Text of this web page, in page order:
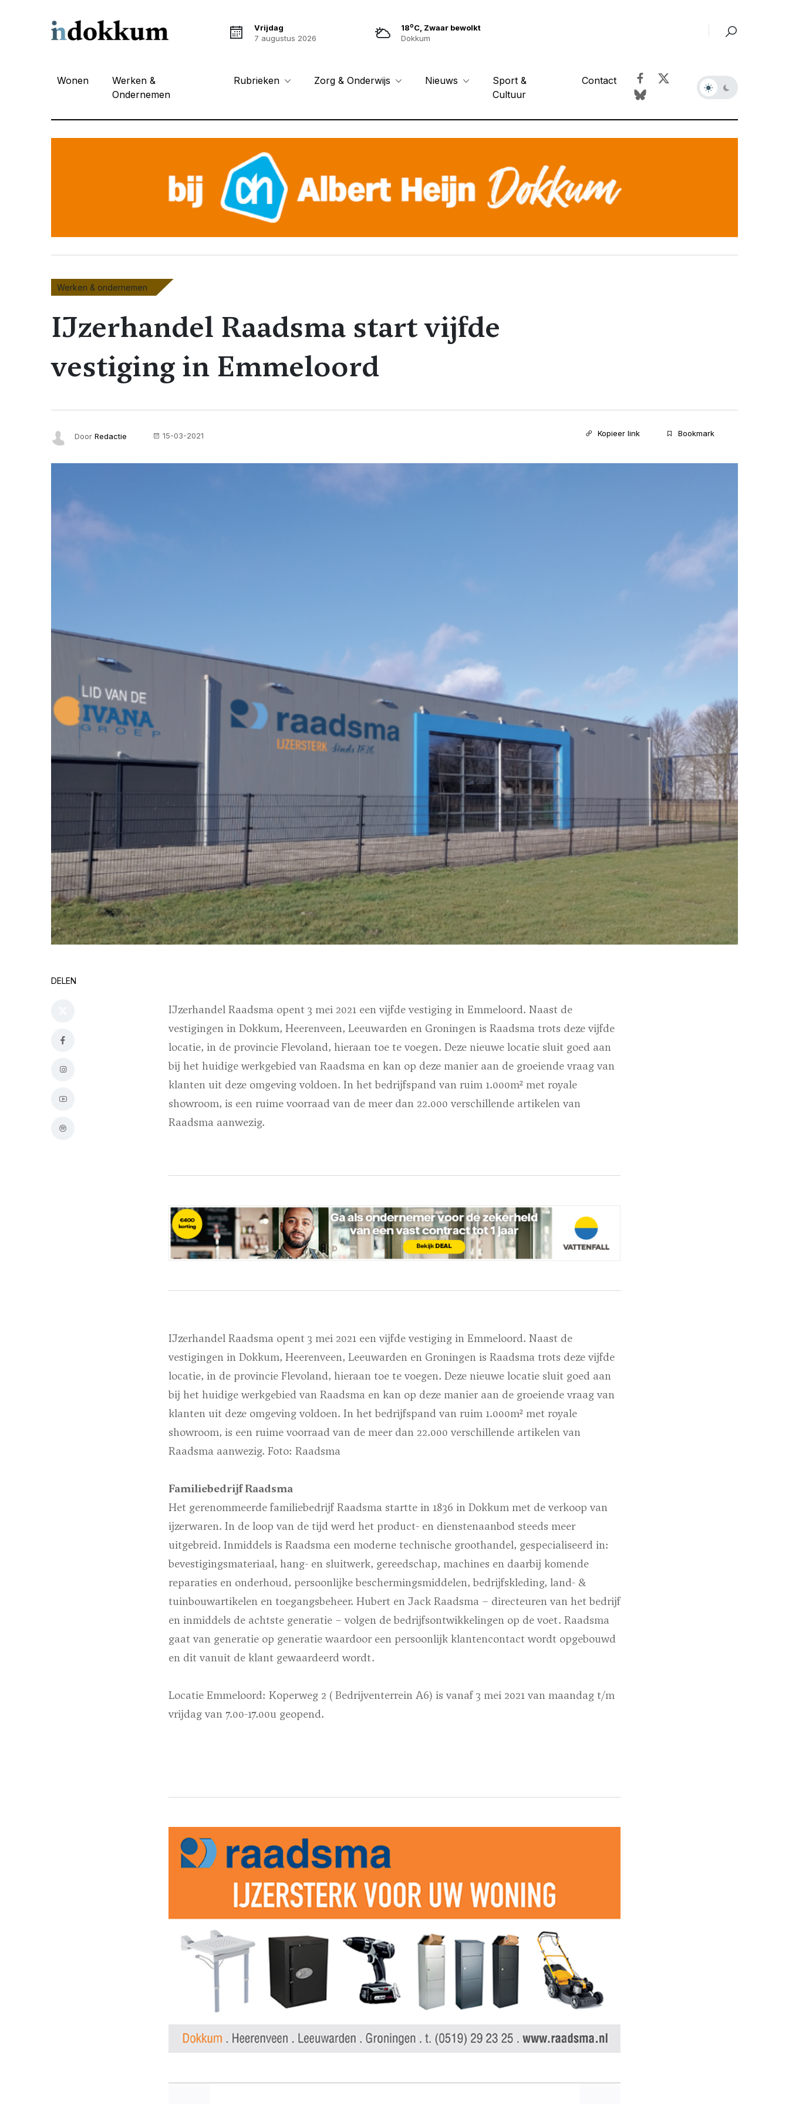
Vrijdag
7 augustus 2026
18oC, Zwaar bewolkt
Dokkum
Wonen
Werken &
Ondernemen
Rubrieken Zorg & Onderwijs Nieuws
Sport &
Cultuur
Contact
Werken & ondernemen
IJzerhandel Raadsma start vijfde
vestiging in Emmeloord
Door Redactie 15-03-2021 Kopieer link Bookmark
DELEN
IJzerhandel Raadsma opent 3 mei 2021 een vijfde vestiging in Emmeloord. Naast de
vestigingen in Dokkum, Heerenveen, Leeuwarden en Groningen is Raadsma trots deze vijfde
locatie, in de provincie Flevoland, hieraan toe te voegen. Deze nieuwe locatie sluit goed aan
bij het huidige werkgebied van Raadsma en kan op deze manier aan de groeiende vraag van
klanten uit deze omgeving voldoen. In het bedrijfspand van ruim 1.000m² met royale
showroom, is een ruime voorraad van de meer dan 22.000 verschillende artikelen van
Raadsma aanwezig.
IJzerhandel Raadsma opent 3 mei 2021 een vijfde vestiging in Emmeloord. Naast de
vestigingen in Dokkum, Heerenveen, Leeuwarden en Groningen is Raadsma trots deze vijfde
locatie, in de provincie Flevoland, hieraan toe te voegen. Deze nieuwe locatie sluit goed aan
bij het huidige werkgebied van Raadsma en kan op deze manier aan de groeiende vraag van
klanten uit deze omgeving voldoen. In het bedrijfspand van ruim 1.000m² met royale
showroom, is een ruime voorraad van de meer dan 22.000 verschillende artikelen van
Raadsma aanwezig. Foto: Raadsma
Familiebedrijf Raadsma
Het gerenommeerde familiebedrijf Raadsma startte in 1836 in Dokkum met de verkoop van
ijzerwaren. In de loop van de tijd werd het product- en dienstenaanbod steeds meer
uitgebreid. Inmiddels is Raadsma een moderne technische groothandel, gespecialiseerd in:
bevestigingsmateriaal, hang- en sluitwerk, gereedschap, machines en daarbij komende
reparaties en onderhoud, persoonlijke beschermingsmiddelen, bedrijfskleding, land- &
tuinbouwartikelen en toegangsbeheer. Hubert en Jack Raadsma – directeuren van het bedrijf
en inmiddels de achtste generatie – volgen de bedrijfsontwikkelingen op de voet. Raadsma
gaat van generatie op generatie waardoor een persoonlijk klantencontact wordt opgebouwd
en dit vanuit de klant gewaardeerd wordt.
Locatie Emmeloord: Koperweg 2 ( Bedrijventerrein A6) is vanaf 3 mei 2021 van maandag t/m
vrijdag van 7.00-17.00u geopend.